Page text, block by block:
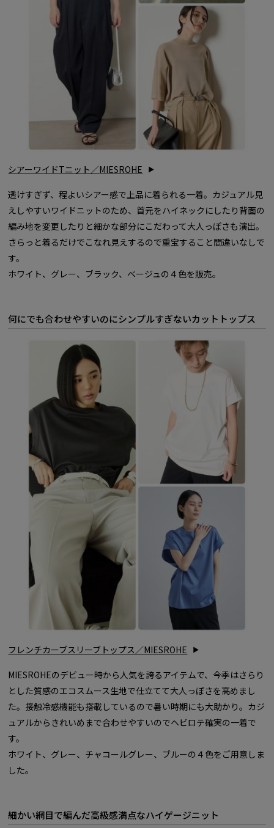
シアーワイドTニット／MIESROHE
透けすぎず、程よいシアー感で上品に着られる一着。カジュアル見
えしやすいワイドニットのため、首元をハイネックにしたり背面の
編み地を変更したりと細かな部分にこだわって大人っぽさも演出。
さらっと着るだけでこなれ見えするので重宝すること間違いなしで
す。
ホワイト、グレー、ブラック、ベージュの４色を販売。
何にでも合わせやすいのにシンプルすぎないカットトップス
フレンチカーブスリーブトップス／MIESROHE
MIESROHEのデビュー時から人気を誇るアイテムで、今季はさらり
とした質感のエコスムース生地で仕立てて大人っぽさを高めまし
た。接触冷感機能も搭載しているので暑い時期にも大助かり。カジ
ュアルからきれいめまで合わせやすいのでヘビロテ確実の一着で
す。
ホワイト、グレー、チャコールグレー、ブルーの４色をご用意しま
した。
細かい網目で編んだ高級感満点なハイゲージニット